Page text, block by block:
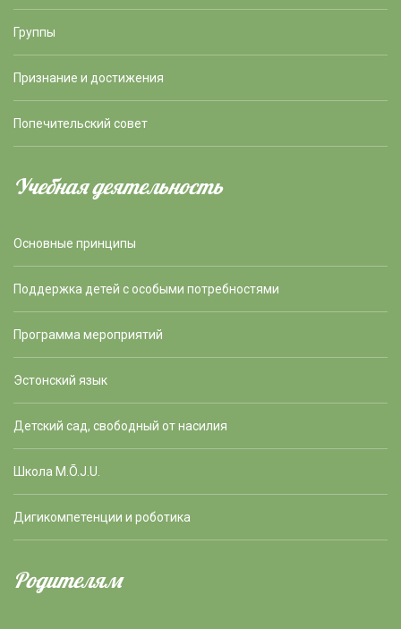
Группы
Признание и достижения
Попечительский совет
Учебная деятельность
Основные принципы
Поддержка детей с особыми потребностями
Программа мероприятий
Эстонский язык
Детский сад, свободный от насилия
Школа M.Õ.J.U.
Дигикомпетенции и роботика
Родителям